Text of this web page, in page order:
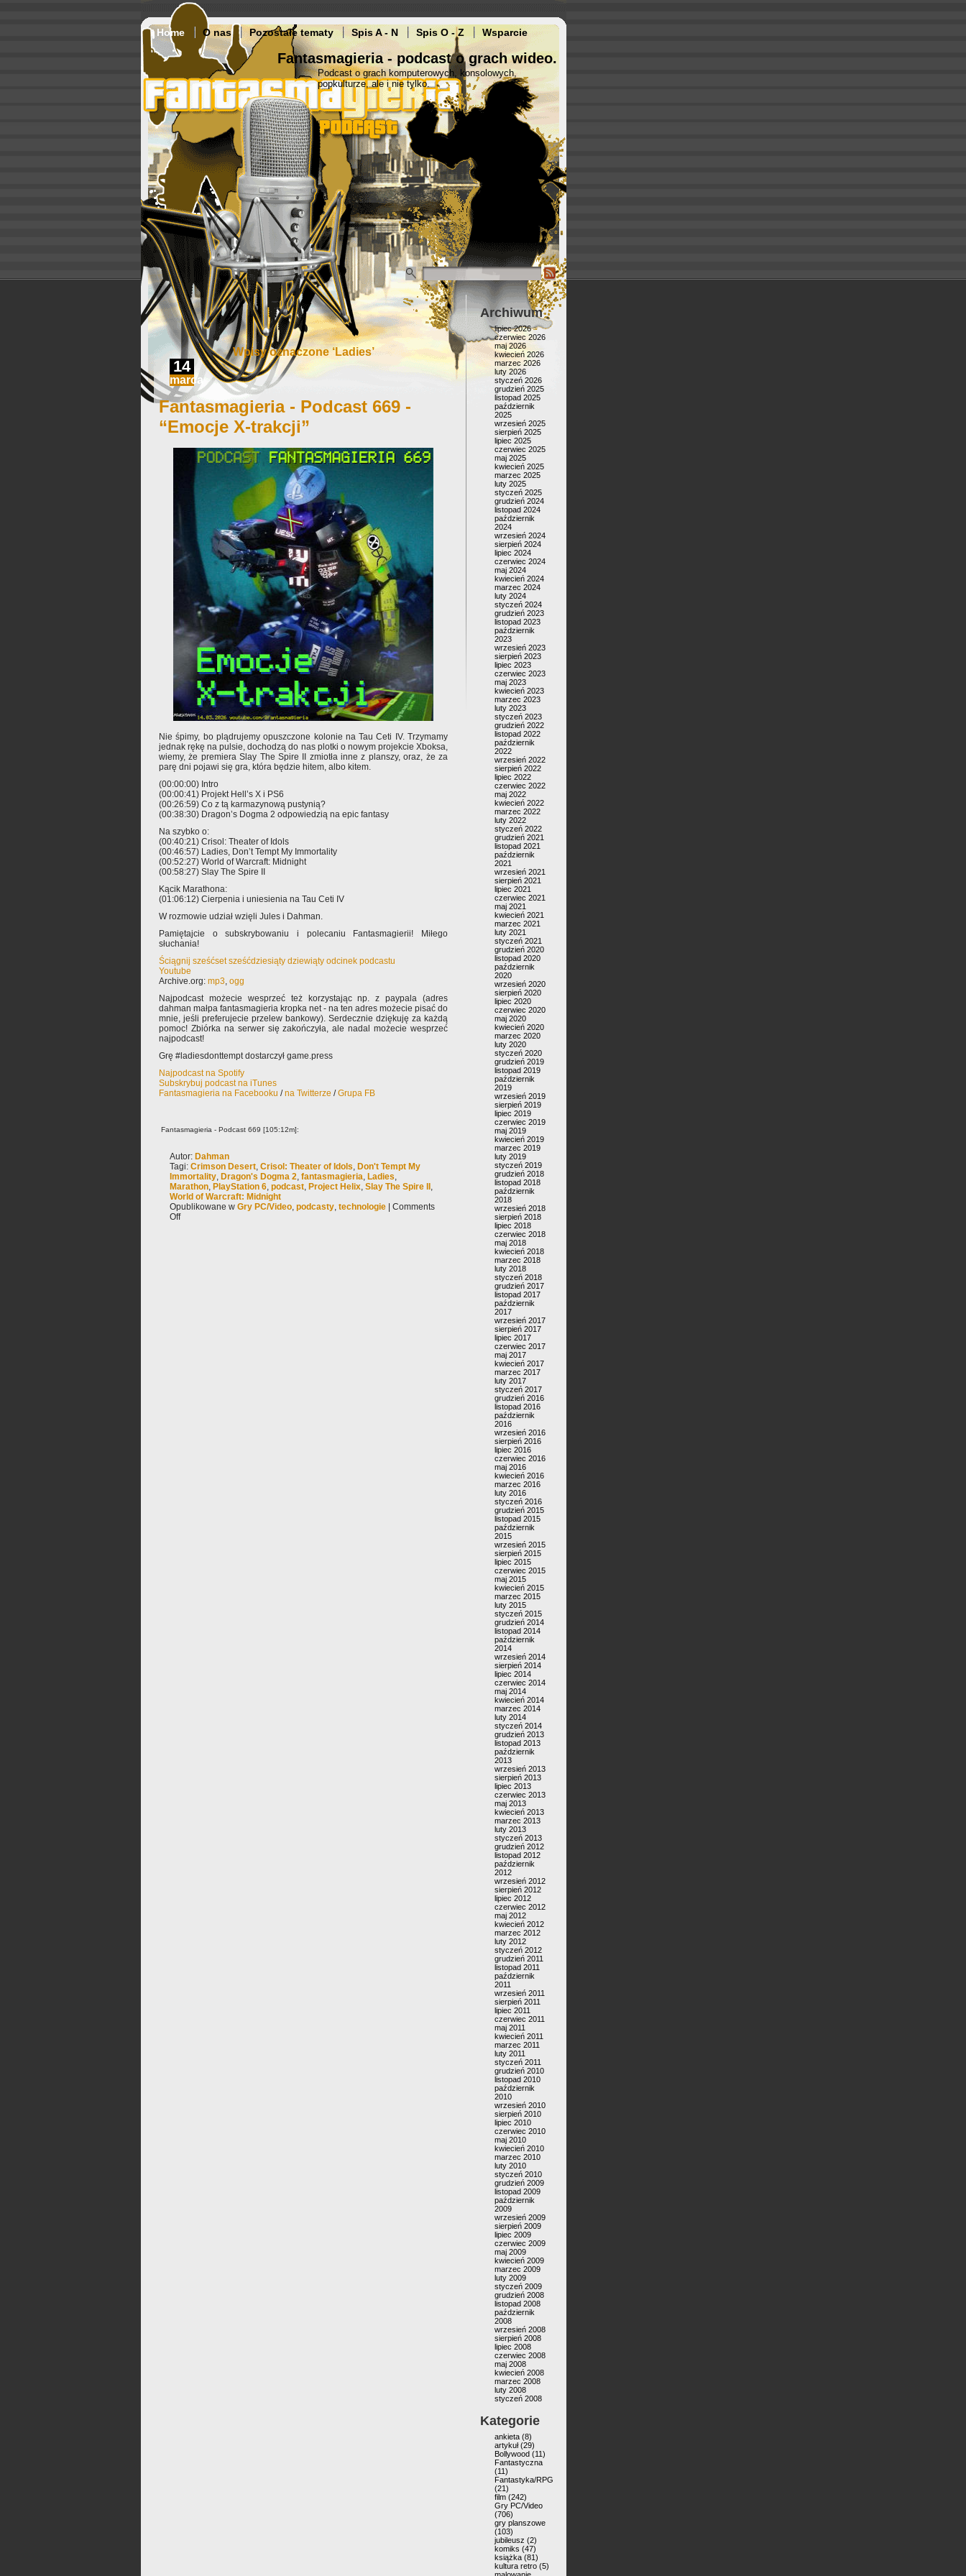
Home O nas Pozostałe tematy Spis A - N Spis O - Z Wsparcie
Fantasmagieria - podcast o grach wideo.
Podcast o grach komputerowych, konsolowych,
popkulturze, ale i nie tylko.
Wpisy oznaczone ‘Ladies’
14
marca
Fantasmagieria - Podcast 669 -
“Emocje X-trakcji”
Nie śpimy, bo plądrujemy opuszczone kolonie na Tau Ceti IV. Trzymamy
jednak rękę na pulsie, dochodzą do nas plotki o nowym projekcie Xboksa,
wiemy, że premiera Slay The Spire II zmiotła inne z planszy, oraz, że za
parę dni pojawi się gra, która będzie hitem, albo kitem.
(00:00:00) Intro
(00:00:41) Projekt Hell’s X i PS6
(00:26:59) Co z tą karmazynową pustynią?
(00:38:30) Dragon’s Dogma 2 odpowiedzią na epic fantasy
Na szybko o:
(00:40:21) Crisol: Theater of Idols
(00:46:57) Ladies, Don’t Tempt My Immortality
(00:52:27) World of Warcraft: Midnight
(00:58:27) Slay The Spire II
Kącik Marathona:
(01:06:12) Cierpenia i uniesienia na Tau Ceti IV
W rozmowie udział wzięli Jules i Dahman.
Pamiętajcie o subskrybowaniu i polecaniu Fantasmagierii! Miłego
słuchania!
Ściągnij sześćset sześćdziesiąty dziewiąty odcinek podcastu
Youtube
Archive.org: mp3, ogg
Najpodcast możecie wesprzeć też korzystając np. z paypala (adres
dahman małpa fantasmagieria kropka net - na ten adres możecie pisać do
mnie, jeśli preferujecie przelew bankowy). Serdecznie dziękuję za każdą
pomoc! Zbiórka na serwer się zakończyła, ale nadal możecie wesprzeć
najpodcast!
Grę #ladiesdonttempt dostarczył game.press
Najpodcast na Spotify
Subskrybuj podcast na iTunes
Fantasmagieria na Facebooku /na Twitterze /Grupa FB
Fantasmagieria - Podcast 669 [105:12m]:
Autor: Dahman
Tagi: Crimson Desert, Crisol: Theater of Idols, Don't Tempt My
Immortality, Dragon's Dogma 2, fantasmagieria, Ladies,
Marathon, PlayStation 6, podcast, Project Helix, Slay The Spire II ,
World of Warcraft: Midnight
Opublikowane w Gry PC/Video, podcasty, technologie
Comments
Off
Archiwum
lipiec 2026
czerwiec 2026
maj 2026
kwiecień 2026
marzec 2026
luty 2026
styczeń 2026
grudzień 2025
listopad 2025
październik
2025
wrzesień 2025
sierpień 2025
lipiec 2025
czerwiec 2025
maj 2025
kwiecień 2025
marzec 2025
luty 2025
styczeń 2025
grudzień 2024
listopad 2024
październik
2024
wrzesień 2024
sierpień 2024
lipiec 2024
czerwiec 2024
maj 2024
kwiecień 2024
marzec 2024
luty 2024
styczeń 2024
grudzień 2023
listopad 2023
październik
2023
wrzesień 2023
sierpień 2023
lipiec 2023
czerwiec 2023
maj 2023
kwiecień 2023
marzec 2023
luty 2023
styczeń 2023
grudzień 2022
listopad 2022
październik
2022
wrzesień 2022
sierpień 2022
lipiec 2022
czerwiec 2022
maj 2022
kwiecień 2022
marzec 2022
luty 2022
styczeń 2022
grudzień 2021
listopad 2021
październik
2021
wrzesień 2021
sierpień 2021
lipiec 2021
czerwiec 2021
maj 2021
kwiecień 2021
marzec 2021
luty 2021
styczeń 2021
grudzień 2020
listopad 2020
październik
2020
wrzesień 2020
sierpień 2020
lipiec 2020
czerwiec 2020
maj 2020
kwiecień 2020
marzec 2020
luty 2020
styczeń 2020
grudzień 2019
listopad 2019
październik
2019
wrzesień 2019
sierpień 2019
lipiec 2019
czerwiec 2019
maj 2019
kwiecień 2019
marzec 2019
luty 2019
styczeń 2019
grudzień 2018
listopad 2018
październik
2018
wrzesień 2018
sierpień 2018
lipiec 2018
czerwiec 2018
maj 2018
kwiecień 2018
marzec 2018
luty 2018
styczeń 2018
grudzień 2017
listopad 2017
październik
2017
wrzesień 2017
sierpień 2017
lipiec 2017
czerwiec 2017
maj 2017
kwiecień 2017
marzec 2017
luty 2017
styczeń 2017
grudzień 2016
listopad 2016
październik
2016
wrzesień 2016
sierpień 2016
lipiec 2016
czerwiec 2016
maj 2016
kwiecień 2016
marzec 2016
luty 2016
styczeń 2016
grudzień 2015
listopad 2015
październik
2015
wrzesień 2015
sierpień 2015
lipiec 2015
czerwiec 2015
maj 2015
kwiecień 2015
marzec 2015
luty 2015
styczeń 2015
grudzień 2014
listopad 2014
październik
2014
wrzesień 2014
sierpień 2014
lipiec 2014
czerwiec 2014
maj 2014
kwiecień 2014
marzec 2014
luty 2014
styczeń 2014
grudzień 2013
listopad 2013
październik
2013
wrzesień 2013
sierpień 2013
lipiec 2013
czerwiec 2013
maj 2013
kwiecień 2013
marzec 2013
luty 2013
styczeń 2013
grudzień 2012
listopad 2012
październik
2012
wrzesień 2012
sierpień 2012
lipiec 2012
czerwiec 2012
maj 2012
kwiecień 2012
marzec 2012
luty 2012
styczeń 2012
grudzień 2011
listopad 2011
październik
2011
wrzesień 2011
sierpień 2011
lipiec 2011
czerwiec 2011
maj 2011
kwiecień 2011
marzec 2011
luty 2011
styczeń 2011
grudzień 2010
listopad 2010
październik
2010
wrzesień 2010
sierpień 2010
lipiec 2010
czerwiec 2010
maj 2010
kwiecień 2010
marzec 2010
luty 2010
styczeń 2010
grudzień 2009
listopad 2009
październik
2009
wrzesień 2009
sierpień 2009
lipiec 2009
czerwiec 2009
maj 2009
kwiecień 2009
marzec 2009
luty 2009
styczeń 2009
grudzień 2008
listopad 2008
październik
2008
wrzesień 2008
sierpień 2008
lipiec 2008
czerwiec 2008
maj 2008
kwiecień 2008
marzec 2008
luty 2008
styczeń 2008
Kategorie
ankieta (8)
artykuł(29)
Bollywood (11)
Fantastyczna
(11)
Fantastyka/RPG
(21)
film (242)
Gry PC/Video
(706)
gry planszowe
(103)
jubileusz (2)
komiks (47)
książka (81)
kultura retro (5)